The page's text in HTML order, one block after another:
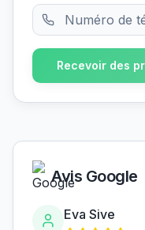
Recevoir des
Avis Google
Eva Sive